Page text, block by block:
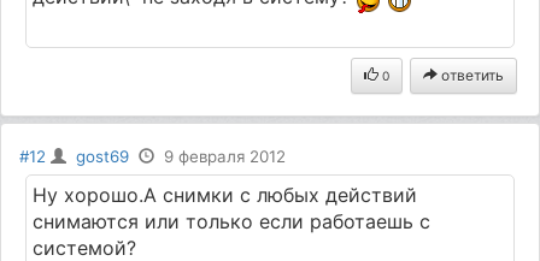
0 ответить
#12 gost69 9 февраля 2012
Ну хорошо.А снимки с любых действий
снимаются или только если работаешь с
системой?